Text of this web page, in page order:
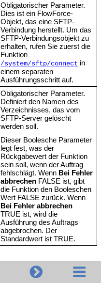
Obligatorischer Parameter.
Dies ist ein FlowForce-
Objekt, das eine SFTP-
Verbindung herstellt. Um das
SFTP-Verbindungsobjekt zu
erhalten, rufen Sie zuerst die
Funktion
/system/sftp/connect in
einem separaten
Ausführungsschritt auf.
Obligatorischer Parameter.
Definiert den Namen des
Verzeichnisses, das vom
SFTP-Server gelöscht
werden soll.
Dieser Boolesche Parameter
legt fest, was der
Rückgabewert der Funktion
sein soll, wenn der Auftrag
fehlschlägt. Wenn Bei Fehler
abbrechen FALSE ist, gibt
die Funktion den Booleschen
Wert FALSE zurück. Wenn
Bei Fehler abbrechen
TRUE ist, wird die
Ausführung des Auftrags
abgebrochen. Der
Standardwert ist TRUE.